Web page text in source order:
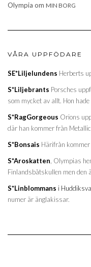
Olympia om MIN BORG
VÅRA UPPFÖDARE
SE*Liljelundens Herberts
S*Liljebrants Porsches
som mycket av allt. Hon
S*RagGorgeous Orions
där han kommer från
S*Bonsais Härifrån
S*Aroskatten , Olympias
Finlandsbåtskullen men den
S*Linblommans i
numer är änglakissar.